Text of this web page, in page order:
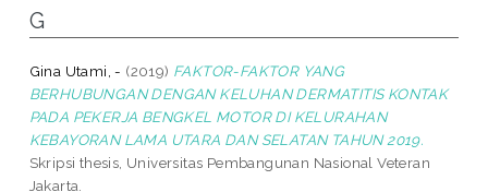
G
Gina Utami, - (2019) FAKTOR-FAKTOR YANG
BERHUBUNGAN DENGAN KELUHAN DERMATITIS KONTAK
PADA PEKERJA BENGKEL MOTOR DI KELURAHAN
KEBAYORAN LAMA UTARA DAN SELATAN TAHUN 2019.
Skripsi thesis, Universitas Pembangunan Nasional Veteran
Jakarta.